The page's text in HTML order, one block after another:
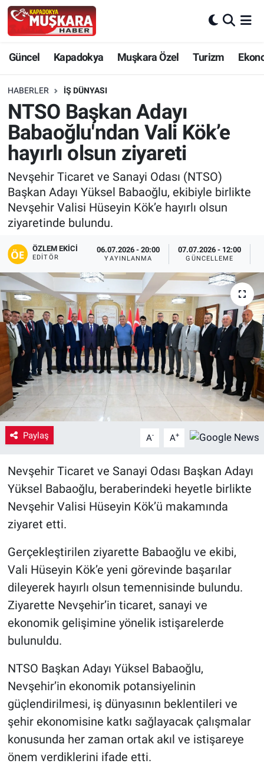
Güncel Kapadokya Muşkara Özel Turizm
HABERLER İŞ DÜNYASI
NTSO Başkan Adayı
Babaoğlu'ndan Vali Kök’e
hayırlı olsun ziyareti
Nevşehir Ticaret ve Sanayi Odası (NTSO)
Başkan Adayı Yüksel Babaoğlu, ekibiyle birlikte
Nevşehir Valisi Hüseyin Kök’e hayırlı olsun
ziyaretinde bulundu.
ÖZLEM EKICI
EDITÖR
06.07.2026 - 20:00
YAYINLANMA
07.07.2026 - 12:00
GÜNCELLEME
Paylaş A- A+
Nevşehir Ticaret ve Sanayi Odası Başkan Adayı
Yüksel Babaoğlu, beraberindeki heyetle birlikte
Nevşehir Valisi Hüseyin Kök’ü makamında
ziyaret etti.
Gerçekleştirilen ziyarette Babaoğlu ve ekibi,
Vali Hüseyin Kök’e yeni görevinde başarılar
dileyerek hayırlı olsun temennisinde bulundu.
Ziyarette Nevşehir’in ticaret, sanayi ve
ekonomik gelişimine yönelik istişarelerde
bulunuldu.
NTSO Başkan Adayı Yüksel Babaoğlu,
Nevşehir’in ekonomik potansiyelinin
güçlendirilmesi, iş dünyasının beklentileri ve
şehir ekonomisine katkı sağlayacak çalışmalar
konusunda her zaman ortak akıl ve istişareye
önem verdiklerini ifade etti.
Güncel
SEÇİM
Muşkara Özel
Ekonomi
Kapadokya
Turizm
Kültür - Sanat
Yaşam
VEFATLAR
Nevşehir Hava Durumu
Nevşehir Trafik Yoğunluk Haritası
Süper Lig Puan Durumu ve Fikstür
Tüm Manşetler
Son Dakika Haberleri
Haber Arşivi